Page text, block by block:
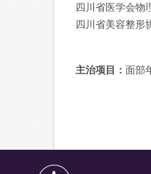
四川省医学会物
四川省美容整形
主治项目： 面部